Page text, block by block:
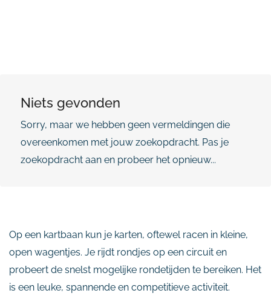
Niets gevonden
Sorry, maar we hebben geen vermeldingen die
overeenkomen met jouw zoekopdracht. Pas je
zoekopdracht aan en probeer het opnieuw...
Op een kartbaan kun je karten, oftewel racen in kleine,
open wagentjes. Je rijdt rondjes op een circuit en
probeert de snelst mogelijke rondetijden te bereiken. Het
is een leuke, spannende en competitieve activiteit.